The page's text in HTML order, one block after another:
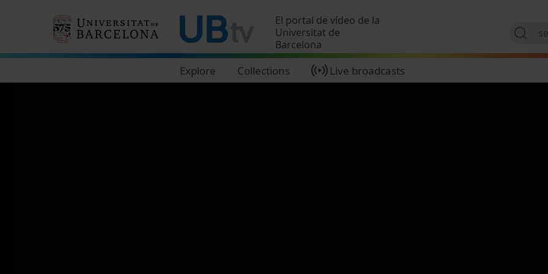
El portal de vídeo de la
Universitat de
Barcelona
Explore Collections Live broadcasts